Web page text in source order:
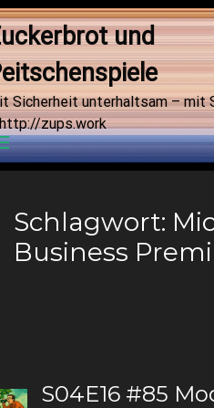
und
Sicherheit unterhaltsam – mit
zups.work
Schlagwort:
Business
S04E16 #85